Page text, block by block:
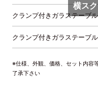
クランプ付きガラステーブル
クランプ付きガラステーブル
横ス
※仕様、外観、価格、セット内容
了承下さい